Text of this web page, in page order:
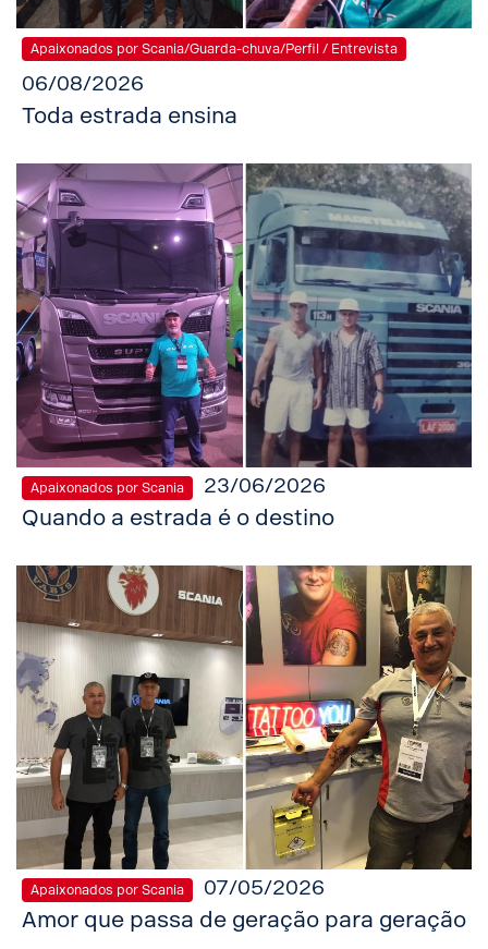
Apaixonados por Scania/Guarda-chuva/Perfil / Entrevista
06/08/2026
Toda estrada ensina
Apaixonados por Scania 23/06/2026
Quando a estrada é o destino
Apaixonados por Scania 07/05/2026
Amor que passa de geração para geração